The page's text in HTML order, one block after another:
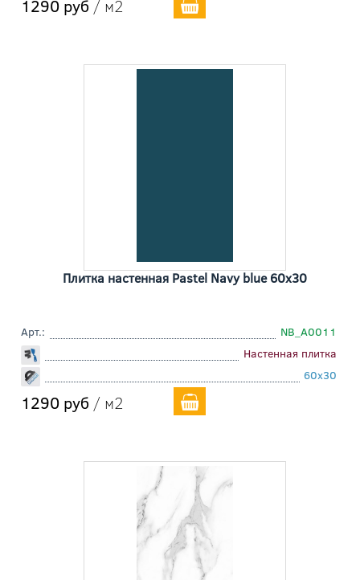
1290 руб / м2
Плитка настенная Pastel Navy blue 60x30
Арт.:
NB_A0011
Настенная плитка
60x30
1290 руб / м2